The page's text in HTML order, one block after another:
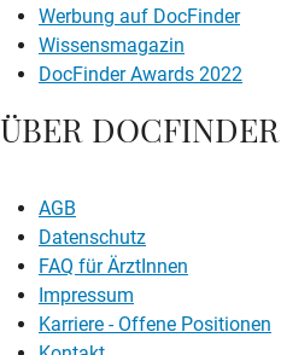
Werbung auf DocFinder
Wissensmagazin
DocFinder Awards 2022
ÜBER DOCFINDER
AGB
Datenschutz
FAQ für ÄrztInnen
Impressum
Karriere - Offene Positionen